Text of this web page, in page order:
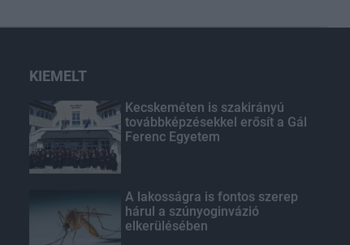
KIEMELT
Kecskeméten is szakirányú
továbbképzésekkel erősít a Gál
Ferenc Egyetem
A lakosságra is fontos szerep
hárul a szúnyoginvázió
elkerülésében